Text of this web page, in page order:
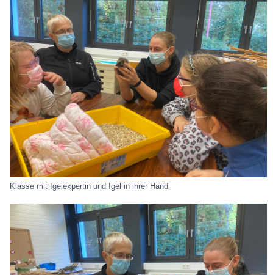
Klasse mit Igelexpertin und Igel in ihrer Hand